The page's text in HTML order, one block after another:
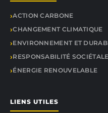
ACTION CARBONE
CHANGEMENT CLIMATIQUE
ENVIRONNEMENT ET
RESPONSABILITÉ
ÉNERGIE RENOUVELABLE
LIENS UTILES